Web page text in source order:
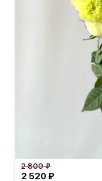
2 520 ₽
2 800 ₽